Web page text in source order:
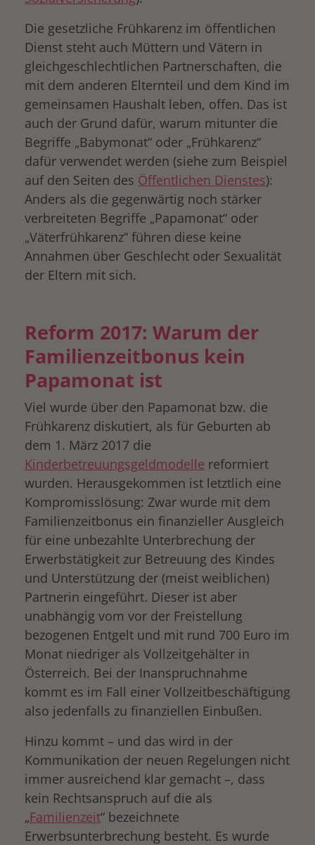
Die gesetzliche Frühkarenz im öffentlichen
Dienst steht auch Müttern und Vätern in
gleichgeschlechtlichen Partnerschaften, die
mit dem anderen Elternteil und dem Kind im
gemeinsamen Haushalt leben, offen. Das ist
auch der Grund dafür, warum mitunter die
Begriffe „Babymonat“ oder „Frühkarenz“
dafür verwendet werden (siehe zum Beispiel
auf den Seiten des Öffentlichen Dienstes):
Anders als die gegenwärtig noch stärker
verbreiteten Begriffe „Papamonat“ oder
„Väterfrühkarenz“ führen diese keine
Annahmen über Geschlecht oder Sexualität
der Eltern mit sich.
Reform 2017: Warum der
Familienzeitbonus kein
Papamonat ist
Viel wurde über den Papamonat bzw. die
Frühkarenz diskutiert, als für Geburten ab
dem 1. März 2017 die
Kinderbetreuungsgeldmodelle reformiert
wurden. Herausgekommen ist letztlich eine
Kompromisslösung: Zwar wurde mit dem
Familienzeitbonus ein finanzieller Ausgleich
für eine unbezahlte Unterbrechung der
Erwerbstätigkeit zur Betreuung des Kindes
und Unterstützung der (meist weiblichen)
Partnerin eingeführt. Dieser ist aber
unabhängig vom vor der Freistellung
bezogenen Entgelt und mit rund 700 Euro im
Monat niedriger als Vollzeitgehälter in
Österreich. Bei der Inanspruchnahme
kommt es im Fall einer Vollzeitbeschäftigung
also jedenfalls zu finanziellen Einbußen.
Hinzu kommt – und das wird in der
Kommunikation der neuen Regelungen nicht
immer ausreichend klar gemacht –, dass
kein Rechtsanspruch auf die als
„Familienzeit“ bezeichnete
Erwerbsunterbrechung besteht. Es wurde